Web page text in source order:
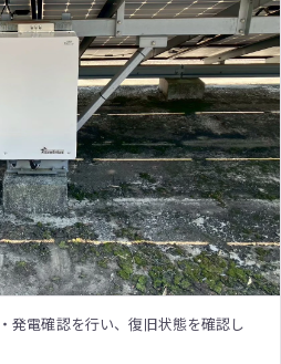
発電確認を行い、復旧状態を確認し